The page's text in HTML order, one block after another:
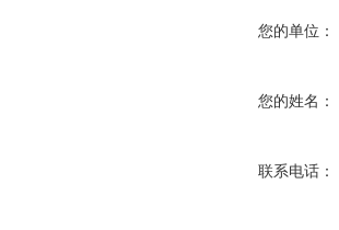
您的单位：
您的姓名：
联系电话：